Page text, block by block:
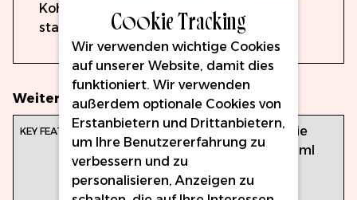
Kohlenstoff-Wasserstoff-Bindungen
stammen.
Weitere Informationen
Hauptmerkmale:Farbe: Barbie
Volumen: 15ml
konform
Cookie Tracking
Wir verwenden wichtige Cookies
auf unserer Website, damit dies
funktioniert. Wir verwenden
außerdem optionale Cookies von
Erstanbietern und Drittanbietern,
um Ihre Benutzererfahrung zu
verbessern und zu
personalisieren, Anzeigen zu